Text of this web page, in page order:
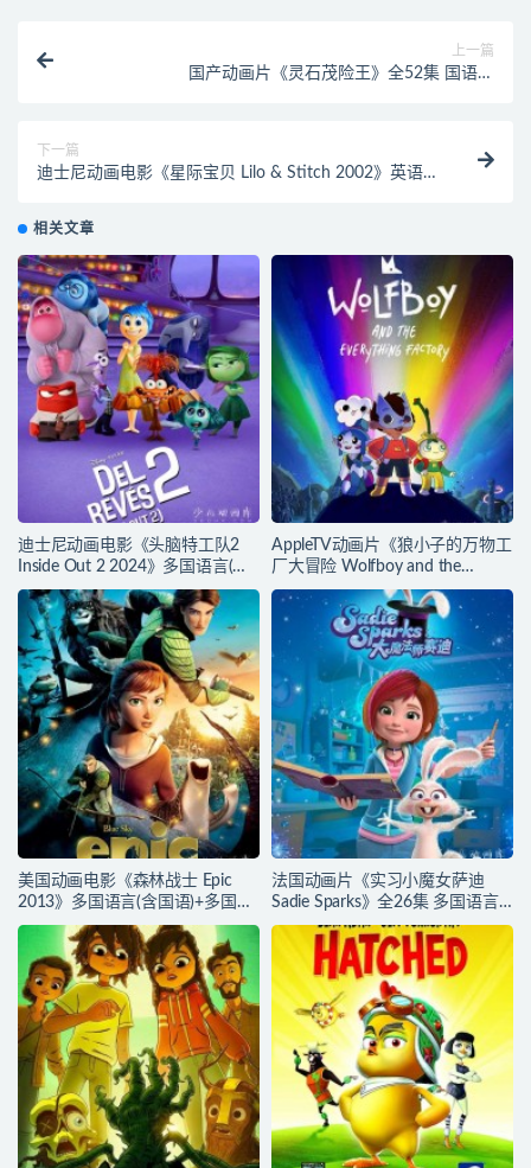
上一篇
国产动画片《灵石茂险王》全52集 国语版
下一篇
迪士尼动画电影《星际宝贝 Lilo & Stitch 2002》英语中
相关文章
迪士尼动画电影《头脑特工队2
Inside Out 2 2024》多国语言(含
国语)+多国字幕(含中文) 官方纯净
收藏版 720P/MKV/4.75G 动画片
头脑特工队下载
AppleTV动画片《狼小子的万物工
厂大冒险 Wolfboy and the
Everything Factory》第1-2季全20
集 多国语言(无国语)+多国字幕(含
中文) 官方纯净收藏版
1080P/MKV/20.3G 动画片狼孩兒
的萬物工廠大冒險下载
美国动画电影《森林战士 Epic
2013》多国语言(含国语)+多国字
幕(含中文) 官方纯净收藏版
720P/MKV/4.5G 动画片森林战士
下载
法国动画片《实习小魔女萨迪
Sadie Sparks》全26集 多国语言
(无国语)+多国字幕(无中文) 官方
纯净收藏版 720P/MKV/15.7G 动
画片实习小魔女萨迪下载